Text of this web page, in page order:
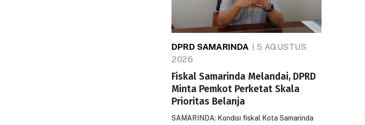
DPRD SAMARINDA
5 AGUSTUS
2026
Fiskal Samarinda Melandai, DPRD
Minta Pemkot Perketat Skala
Prioritas Belanja
SAMARINDA: Kondisi fiskal Kota Samarinda